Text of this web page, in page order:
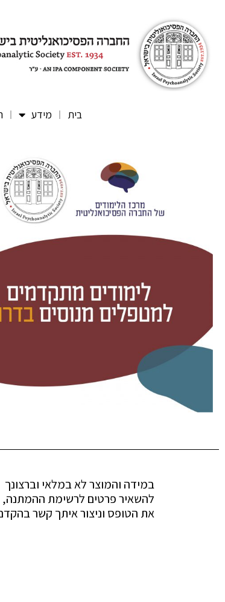
בית מידע
במידה והמוצר לא במלאי וברצונך
להשאיר פרטים לרשימת
את הטופס וניצור איתך קשר